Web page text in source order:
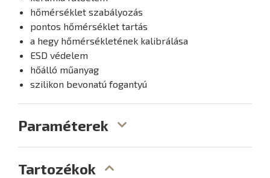
hőmérséklet szabályozás
pontos hőmérséklet tartás
a hegy hőmérsékletének kalibrálása
ESD védelem
hőálló műanyag
szilikon bevonatú fogantyú
Paraméterek
Tartozékok